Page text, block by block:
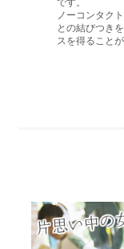
です。
ノーコンタク
との結びつき
スを得ることが